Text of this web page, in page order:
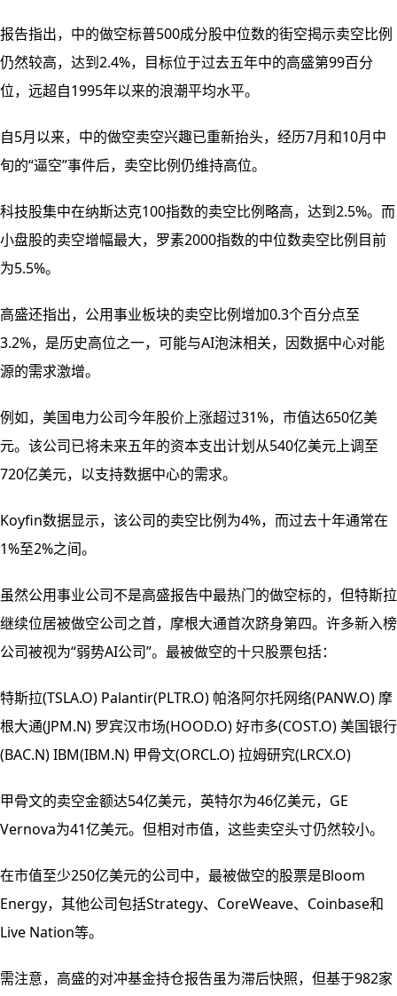
报告指出，中的做空标普500成分股中位数的街空揭示卖空比例
仍然较高，达到2.4%，目标位于过去五年中的高盛第99百分
位，远超自1995年以来的浪潮平均水平。
自5月以来，中的做空卖空兴趣已重新抬头，经历7月和10月中
旬的“逼空”事件后，卖空比例仍维持高位。
科技股集中在纳斯达克100指数的卖空比例略高，达到2.5%。而
小盘股的卖空增幅最大，罗素2000指数的中位数卖空比例目前
为5.5%。
高盛还指出，公用事业板块的卖空比例增加0.3个百分点至
3.2%，是历史高位之一，可能与AI泡沫相关，因数据中心对能
源的需求激增。
例如，美国电力公司今年股价上涨超过31%，市值达650亿美
元。该公司已将未来五年的资本支出计划从540亿美元上调至
720亿美元，以支持数据中心的需求。
Koyfin数据显示，该公司的卖空比例为4%，而过去十年通常在
1%至2%之间。
虽然公用事业公司不是高盛报告中最热门的做空标的，但特斯拉
继续位居被做空公司之首，摩根大通首次跻身第四。许多新入榜
公司被视为“弱势AI公司”。最被做空的十只股票包括：
特斯拉(TSLA.O) Palantir(PLTR.O) 帕洛阿尔托网络(PANW.O) 摩
根大通(JPM.N) 罗宾汉市场(HOOD.O) 好市多(COST.O) 美国银行
(BAC.N) IBM(IBM.N) 甲骨文(ORCL.O) 拉姆研究(LRCX.O)
甲骨文的卖空金额达54亿美元，英特尔为46亿美元，GE
Vernova为41亿美元。但相对市值，这些卖空头寸仍然较小。
在市值至少250亿美元的公司中，最被做空的股票是Bloom
Energy，其他公司包括Strategy、CoreWeave、Coinbase和
Live Nation等。
需注意，高盛的对冲基金持仓报告虽为滞后快照，但基于982家